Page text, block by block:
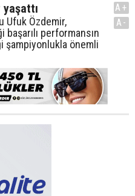
Ufuk Özdemir,
performansın
şampiyonlukla önemli
A+
A-